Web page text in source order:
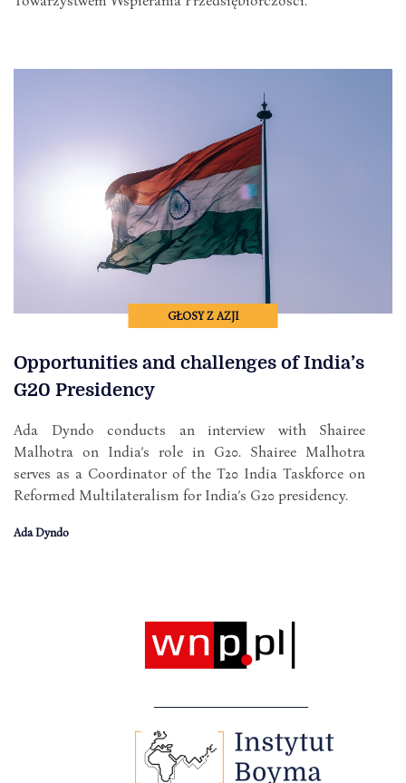
GŁOSY Z AZJI
Opportunities and challenges of India’s
G20 Presidency
Ada Dyndo conducts an interview with Shairee
Malhotra on India’s role in G20. Shairee Malhotra
serves as a Coordinator of the T20 India Taskforce on
Reformed Multilateralism for India’s G20 presidency.
Ada Dyndo